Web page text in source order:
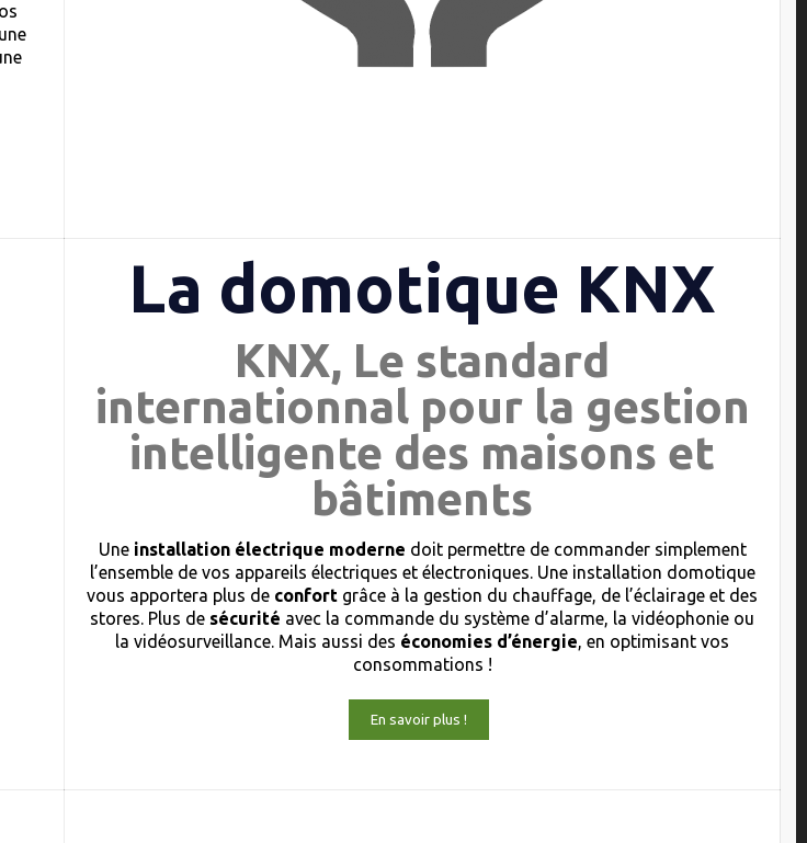
La domotique KNX
KNX, Le standard
internationnal pour la gestion
intelligente des maisons et
bâtiments
Une installation électrique moderne doit permettre de commander simplement
l’ensemble de vos appareils électriques et électroniques. Une installation domotique
vous apportera plus de confort grâce à la gestion du chauffage, de l’éclairage et des
stores. Plus de sécurité avec la commande du système d’alarme, la vidéophonie ou
la vidéosurveillance. Mais aussi des économies d’énergie, en optimisant vos
consommations !
En savoir plus !